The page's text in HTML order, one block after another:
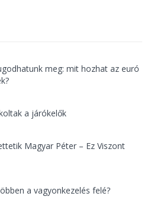
meg: mit hozhat az euró
a járókelők
Magyar Péter – Ez Viszont
a vagyonkezelés felé?